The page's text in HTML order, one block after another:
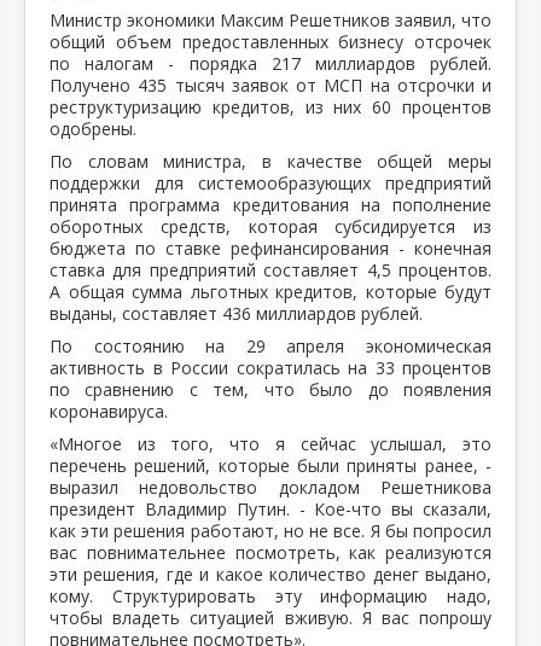
Министр экономики Максим Решетников заявил, что
общий объем предоставленных бизнесу отсрочек
по налогам - порядка 217 миллиардов рублей.
Получено 435 тысяч заявок от МСП на отсрочки и
реструктуризацию кредитов, из них 60 процентов
одобрены.
По словам министра, в качестве общей меры
поддержки для системообразующих предприятий
принята программа кредитования на пополнение
оборотных средств, которая субсидируется из
бюджета по ставке рефинансирования - конечная
ставка для предприятий составляет 4,5 процентов.
А общая сумма льготных кредитов, которые будут
выданы, составляет 436 миллиардов рублей.
По состоянию на 29 апреля экономическая
активность в России сократилась на 33 процентов
по сравнению с тем, что было до появления
коронавируса.
«Многое из того, что я сейчас услышал, это
перечень решений, которые были приняты ранее, -
выразил недовольство докладом Решетникова
президент Владимир Путин. - Кое-что вы сказали,
как эти решения работают, но не все. Я бы попросил
вас повнимательнее посмотреть, как реализуются
эти решения, где и какое количество денег выдано,
кому. Структурировать эту информацию надо,
чтобы владеть ситуацией вживую. Я вас попрошу
повнимательнее посмотреть».